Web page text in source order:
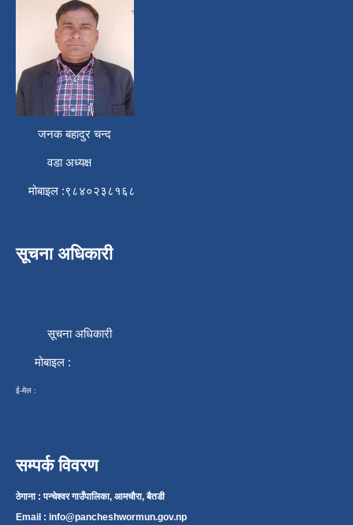
जनक बहादुर चन्द
वडा अध्यक्ष
मोबाइल :९८४०२३८१६८
सूचना अधिकारी
सूचना अधिकारी
मोबाइल :
ई-मेल :
सम्पर्क विवरण
ठेगाना : पन्चेश्वर गाउँपालिका, आमचौरा, बैतडी
Email : info@pancheshwormun.gov.np